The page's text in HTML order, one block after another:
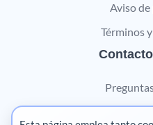
Aviso
Términos